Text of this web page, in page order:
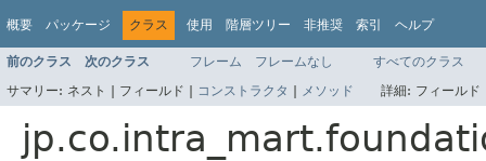
概要 パッケージ クラス 使用 階層ツリー 非推奨 索引 ヘルプ
前のクラス 次のクラス フレーム フレームなし
すべてのクラス
サマリー: ネスト | フィールド | コンストラクタ | メソッド 詳細: フィール